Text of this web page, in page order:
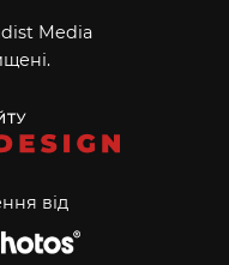
Media
від